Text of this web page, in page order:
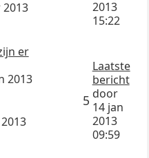
2013
15:22
er
2013
5
Laatste
bericht
door
14 jan
2013
09:59